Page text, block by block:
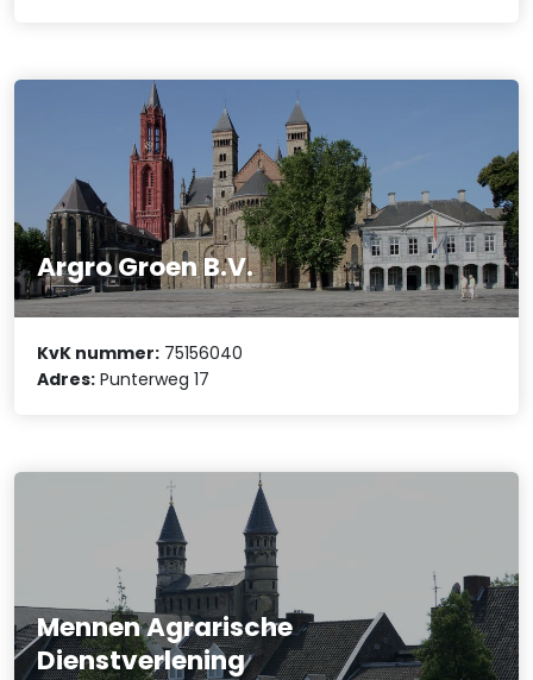
Argro Groen B.V.
KvK nummer: 75156040
Adres: Punterweg 17
Mennen Agrarische
Dienstverlening